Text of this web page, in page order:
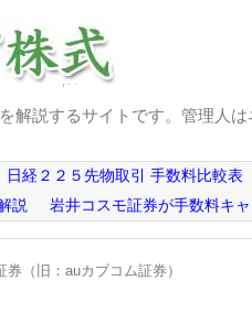
解説するサイトです。管理人
日経２２５先物取引 手数料比較表
説 岩井コスモ証券が手数料キ
（旧：auカブコム証券）